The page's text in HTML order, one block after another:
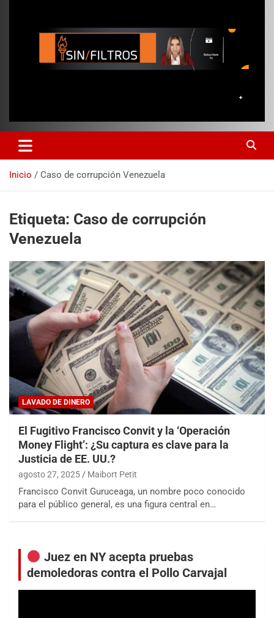
Inicio Caso de corrupción Venezuela
Etiqueta: Caso de corrupción
Venezuela
LAVADO DE DINERO
El Fugitivo Francisco Convit y la ‘Operación
Money Flight’: ¿Su captura es clave para la
Justicia de EE. UU.?
agosto 27, 2025 Maibort Petit
Francisco Convit Guruceaga, un nombre poco conocido
para el público general, es una figura central en…
Juez en NY acepta pruebas
demoledoras contra el Pollo Carvajal